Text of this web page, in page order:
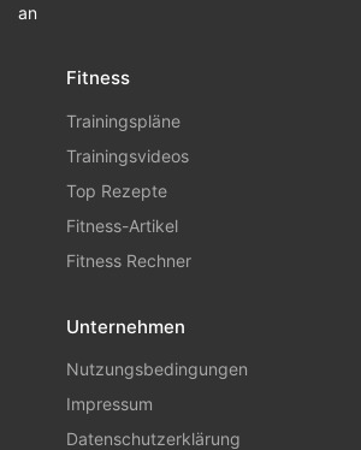
an
Fitness
Trainingspläne
Trainingsvideos
Top Rezepte
Fitness-Artikel
Fitness Rechner
Unternehmen
Nutzungsbedingungen
Impressum
Datenschutzerklärung